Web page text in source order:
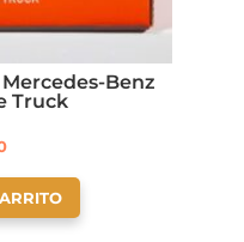
Benz
Truck